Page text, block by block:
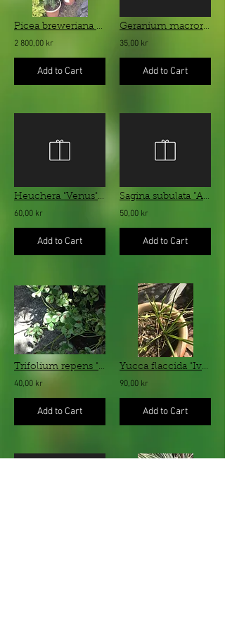
Picea breweriana – slöjgran
2 800,00 kr
Add to Cart
Geranium macrorrhizum ”Spessart” - flocknäva
35,00 kr
Add to Cart
Heuchera "Venus" - silverfärgad alunrot
60,00 kr
Add to Cart
Sagina subulata ”Aurea” - gulbladig trampnarv
50,00 kr
Add to Cart
Trifolium repens "Dragon´s Blood" - brokbladig vitklöver
40,00 kr
Add to Cart
Yucca flaccida "Ivory" - smalbladig palmlilja
90,00 kr
Add to Cart